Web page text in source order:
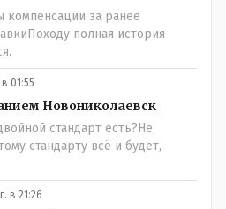
за ранее
полная история
01:55
Новониколаевск
стандарт есть?Не,
стандарту всё и будет,
в 21:26